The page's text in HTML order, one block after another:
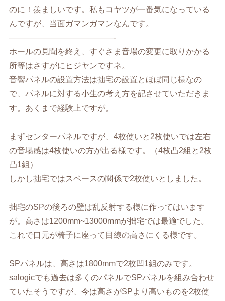
のに！羨ましいです。私もコヤツが一番気になっている
んですが、当面ガマンガマンなんです。
—————————————-
ホールの見聞を終え、すぐさま音場の変更に取りかかる
所等はさすがにヒジヤンですネ。
音響パネルの設置方法は拙宅の設置とほぼ同じ様なの
で、パネルに対する小生の考え方を記させていただきま
す。あくまで経験上ですが。
まずセンターパネルですが、4枚使いと2枚使いでは左右
の音場感は4枚使いの方が出る様です。（4枚凸2組と2枚
凸1組）
しかし拙宅ではスペースの関係で2枚使いとしました。
拙宅のSPの後ろの壁は乱反射する様に作ってはいます
が。高さは1200mm~13000mmが拙宅では最適でした。
これで口元が椅子に座って目線の高さにくる様です。
SPパネルは、高さは1800mmで2枚凹1組のみです。
salogicでも過去は多くのパネルでSPパネルを組み合わせ
ていたそうですが、今は高さがSPより高いものを2枚使